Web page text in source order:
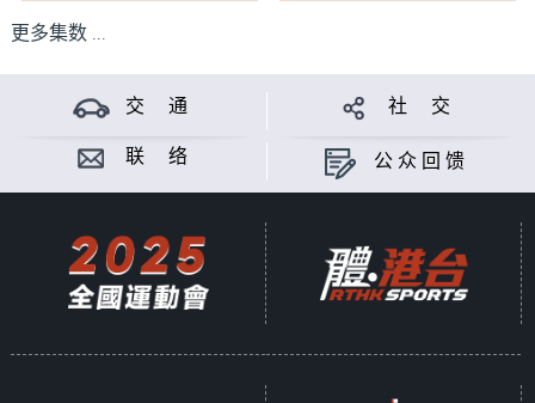
更多集数 ...
交 通 社 交
联 络 公众回馈